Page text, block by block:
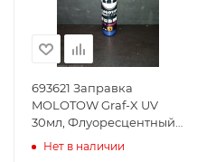
693621 Заправка
MOLOTOW Graf-X UV
30мл, Флуоресцентный
Синий, шт MOLOTOW
Нет в наличии